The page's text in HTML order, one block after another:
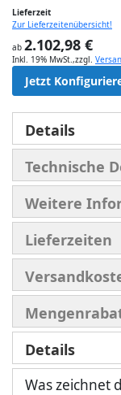
Lieferzeit
Zur Lieferzeitenübersicht!
ab 2.102,98 €
Inkl. 19% MwSt.,zzgl.
Jetzt
Details
Technische
Weitere
Lieferzeiten
Details
Was zeichnet